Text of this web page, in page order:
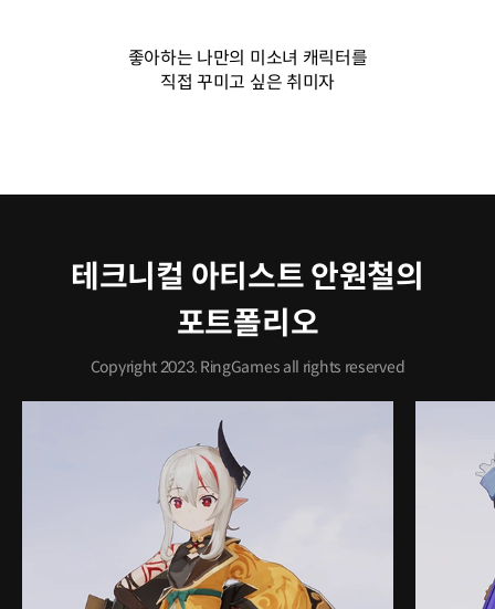
좋아하는 나만의 미소녀 캐릭터를
직접 꾸미고 싶은 취미자
테크니컬 아티스트 안원철의
포트폴리오
Copyright 2023. RingGames all rights reserved